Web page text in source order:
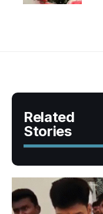
Related
Stories